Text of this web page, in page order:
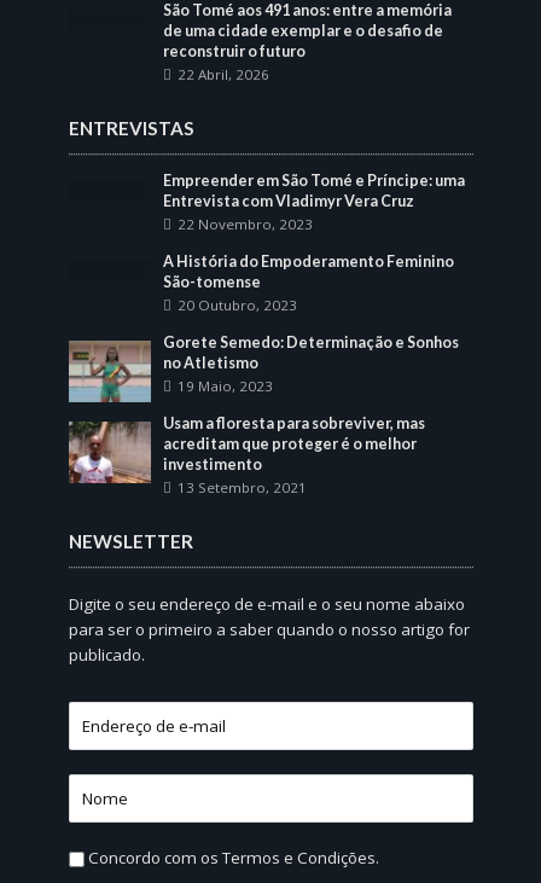
São Tomé aos 491 anos: entre a memória
de uma cidade exemplar e o desafio de
reconstruir o futuro
22 Abril, 2026
ENTREVISTAS
Empreender em São Tomé e Príncipe: uma
Entrevista com Vladimyr Vera Cruz
22 Novembro, 2023
A História do Empoderamento Feminino
São-tomense
20 Outubro, 2023
Gorete Semedo: Determinação e Sonhos
no Atletismo
19 Maio, 2023
Usam a floresta para sobreviver, mas
acreditam que proteger é o melhor
investimento
13 Setembro, 2021
NEWSLETTER
Digite o seu endereço de e-mail e o seu nome abaixo
para ser o primeiro a saber quando o nosso artigo for
publicado.
Concordo com osTermos e Condições.